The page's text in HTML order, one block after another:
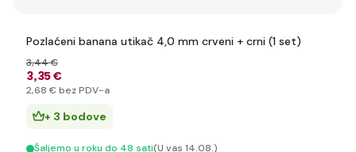
Pozlaćeni banana utikač 4,0 mm crveni + crni (1 set)
3,35 €
3,44 €
2,68 € bez PDV-a
+ 3 bodove
Šaljemo u roku do 48 sati(U vas 14.08.)